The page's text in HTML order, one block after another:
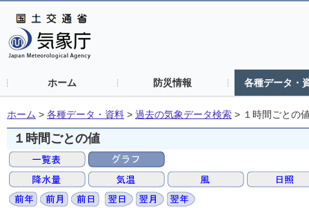
ホーム 防災情報 各種データ・
ホーム > 各種データ・資料 > 過去の気象データ検索 > １時間ごとの
１時間ごとの値